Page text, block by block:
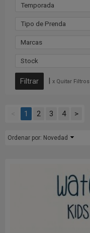
Temporada
Tipo de Prenda
Marcas
Stock
| x Quitar Filtros
1 2 3 4 >
Ordenar por: Novedad